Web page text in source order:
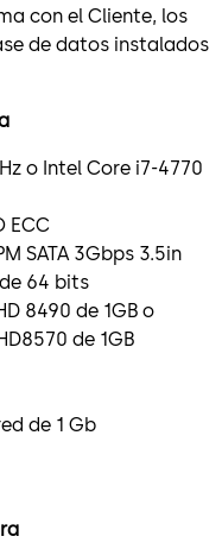
con el Cliente, los
de datos instalados
o Intel Core i7-4770
ECC
SATA 3Gbps 3.5in
64 bits
8490 de 1GB o
de 1GB
de 1 Gb